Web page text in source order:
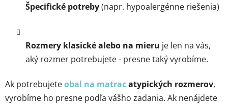
Špecifické potreby(napr. hypoalergénne riešenia)
Rozmery klasické alebo na mieru je len na vás,
aký rozmer potrebujete - presne taký vyrobíme.
Ak potrebujeteobal na matracatypických rozmerov,
vyrobíme ho presne podľa vášho zadania. Ak nenájdete